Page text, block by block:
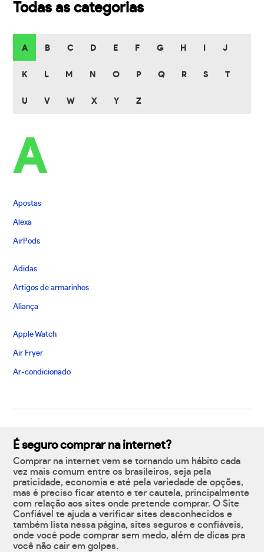
Todas as categorias
A B C D E F G H J
K L M N O P Q R S T
U V W X Y Z
A
Apostas
Alexa
AirPods
Adidas
Artigos de armarinhos
Aliança
Apple Watch
Air Fryer
Ar-condicionado
É seguro comprar na internet?
Comprar na internet vem se tornando um hábito cada
vez mais comum entre os brasileiros, seja pela
praticidade, economia e até pela variedade de opções,
mas é preciso ficar atento e ter cautela, principalmente
com relação aos sites onde pretende comprar. O Site
Confiável te ajuda a verificar sites desconhecidos e
também lista nessa página, sites seguros e confiáveis,
onde você pode comprar sem medo, além de dicas pra
você não cair em golpes.